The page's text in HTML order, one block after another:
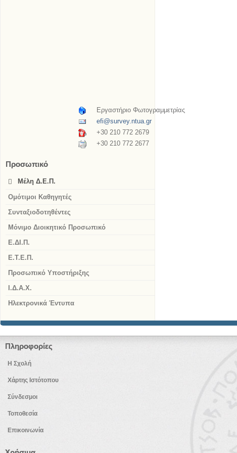
Εργαστήριο Φωτογραμμετρίας
efi@survey.ntua.gr
+30 210 772 2679
+30 210 772 2677
Προσωπικό
Μέλη Δ.Ε.Π.
Ομότιμοι Καθηγητές
Συνταξιοδοτηθέντες
Μόνιμο Διοικητικό Προσωπικό
Ε.ΔΙ.Π.
Ε.Τ.Ε.Π.
Προσωπικό Υποστήριξης
Ι.Δ.Α.Χ.
Ηλεκτρονικά Έντυπα
Πληροφορίες
Η Σχολή
Χάρτης Ιστότοπου
Σύνδεσμοι
Τοποθεσία
Επικοινωνία